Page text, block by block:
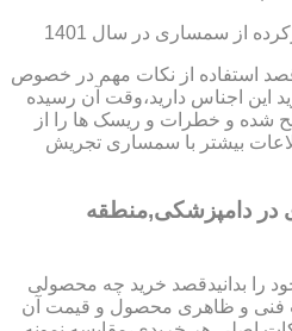
از سمساری در سال 1401
قصد استفاده از نکات مهم در خصوص
این اجناس دارید،وقت آن رسیده
شده و خطرات و ریسک ها را از
بیشتر با سمساری تجریش
در دامپزشکی,منطقه
را بدانیدقصد خرید چه محصولی
فنی و ظاهری محصول و قیمت آن